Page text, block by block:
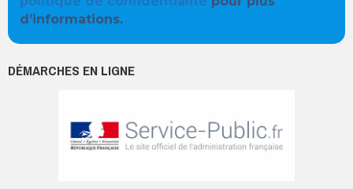
d’informations.
DÉMARCHES EN LIGNE